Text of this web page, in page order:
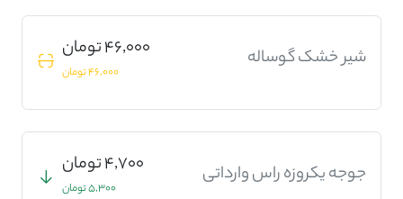
شیر خشک گوساله 46,000 تومان
46,000 تومان
جوجه یکروزه راس وارداتی 4,700 تومان
5,300 تومان